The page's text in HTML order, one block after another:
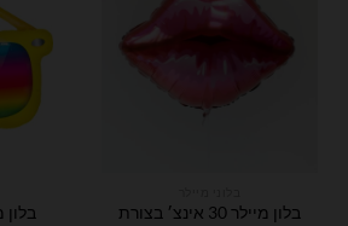
בלון מיילר 30 אינצ׳ בצורת